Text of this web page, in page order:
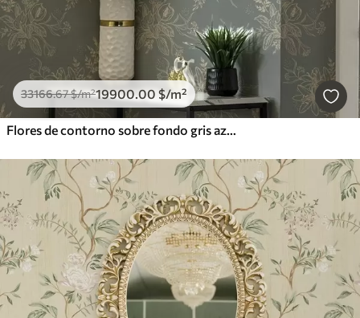
33166.67$/m²19900.00 $/m²
Flores de contorno sobre fondo gris azulado, elegante motivo botánico